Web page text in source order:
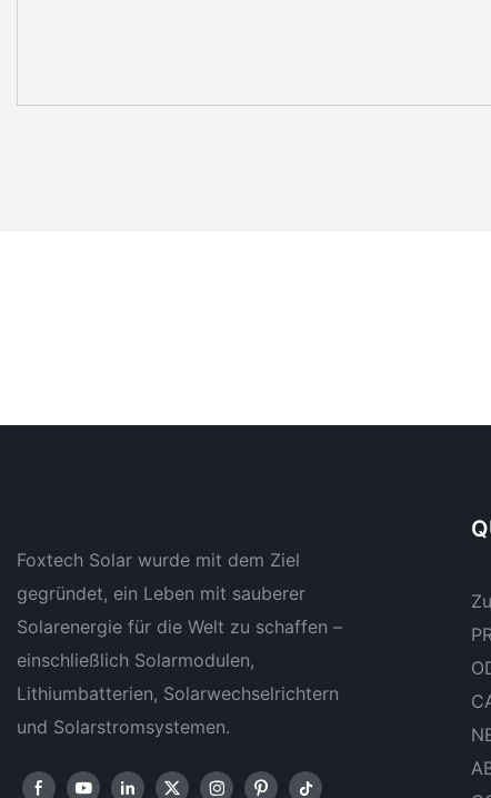
Foxtech Solar wurde mit dem Ziel
gegründet, ein Leben mit sauberer
Solarenergie für die Welt zu schaffen –
einschließlich Solarmodulen,
Lithiumbatterien, Solarwechselrichtern
und Solarstromsystemen.